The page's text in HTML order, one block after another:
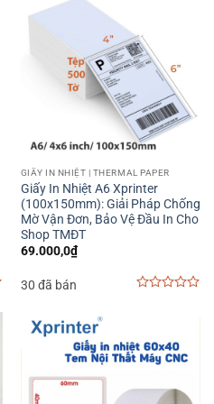
GIẤY IN NHIỆT | THERMAL PAPER
Giấy In Nhiệt A6 Xprinter
(100x150mm): Giải Pháp Chống
Mờ Vận Đơn, Bảo Vệ Đầu In Cho
Shop TMĐT
69.000,0₫
30 đã bán